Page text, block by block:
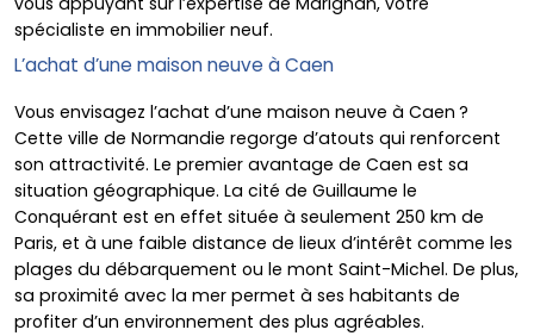
spécialiste en immobilier neuf.
L’achat d’une maison neuve à Caen
Vous envisagez l’achat d’une maison neuve à Caen ?
Cette ville de Normandie regorge d’atouts qui renforcent
son attractivité. Le premier avantage de Caen est sa
situation géographique. La cité de Guillaume le
Conquérant est en effet située à seulement 250 km de
Paris, et à une faible distance de lieux d’intérêt comme les
plages du débarquement ou le mont Saint-Michel. De plus,
sa proximité avec la mer permet à ses habitants de
profiter d’un environnement des plus agréables.